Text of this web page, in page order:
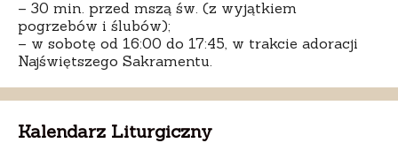
– 30 min. przed mszą św. (z wyjątkiem
pogrzebów i ślubów);
– w sobotę od 16:00 do 17:45, w trakcie adoracji
Najświętszego Sakramentu.
Kalendarz Liturgiczny